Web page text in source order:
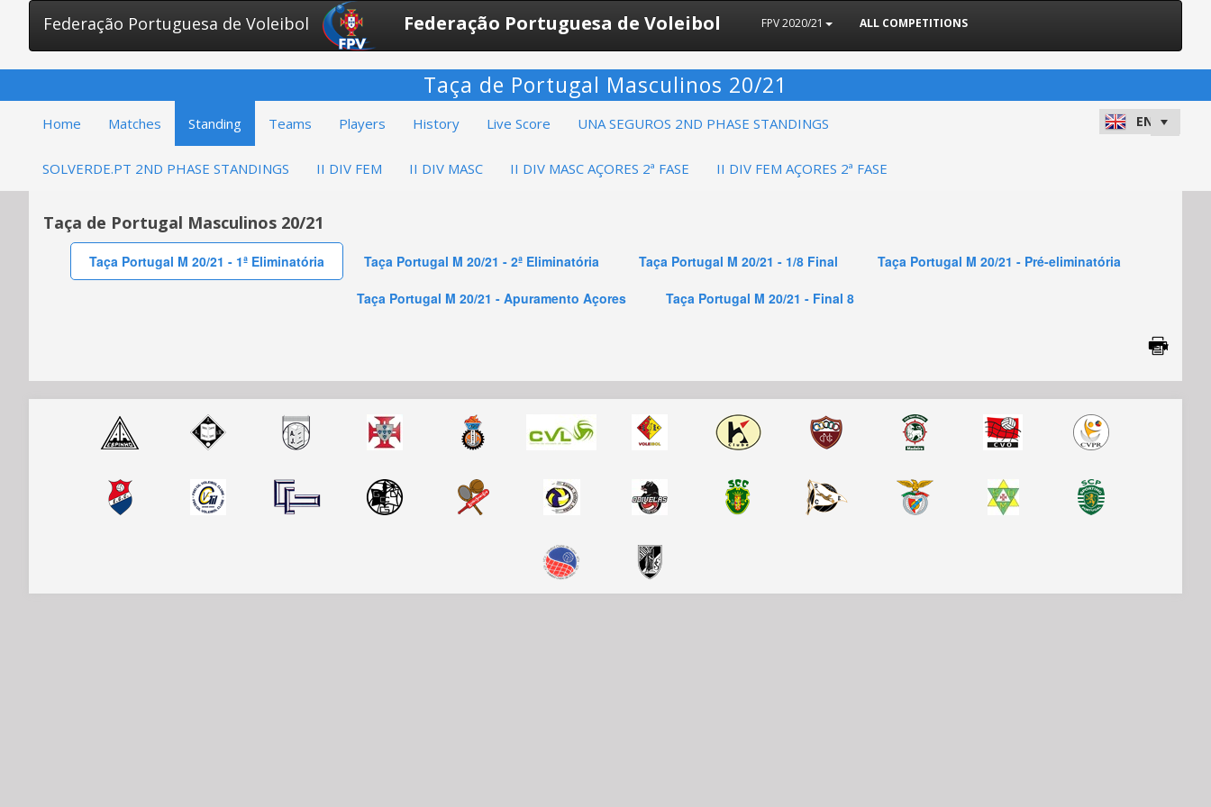
Federação Portuguesa de Voleibol Federação Portuguesa de Voleibol FPV 2020/21 ALL COMPETITIONS
Taça de Portugal Masculinos 20/21
Home Matches Standing Teams Players History Live Score UNA SEGUROS 2ND PHASE STANDINGS
SOLVERDE.PT 2ND PHASE STANDINGS II DIV FEM II DIV MASC II DIV MASC AÇORES 2ª FASE II DIV FEM AÇORES 2ª FASE
Taça de Portugal Masculinos 20/21
Taça Portugal M 20/21 - 1ª Eliminatória Taça Portugal M 20/21 - 2ª Eliminatória Taça Portugal M 20/21 - 1/8 Final Taça Portugal M 20/21 - Pré-eliminatória
Taça Portugal M 20/21 - Apuramento Açores Taça Portugal M 20/21 - Final 8